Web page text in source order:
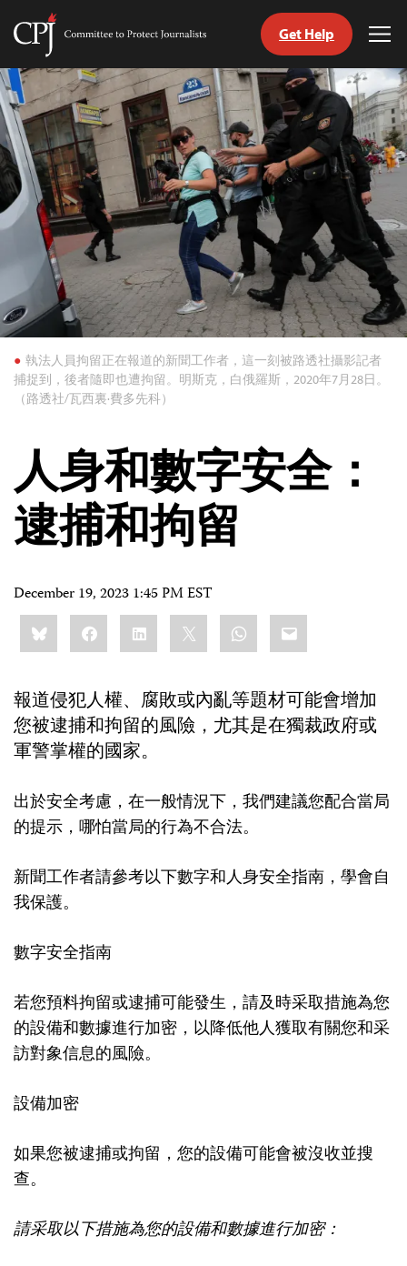
Skip
to
content
Committee
Protect
Journalists
Get Help
執法人員拘留正在報道的新聞工作者，這一刻被路透社攝影記者
捕捉到，後者隨即也遭拘留。明斯克，白俄羅斯，2020年7月28日。
（路透社/瓦西裏·費多先科）
人身和數字安全：
逮捕和拘留
December 19, 2023 1:45 PM EST
Share
this:BlueskyFacebookLinkedIn WhatsApp
Email
報道侵犯人權、腐敗或內亂等題材可能會增加
您被逮捕和拘留的風險，尤其是在獨裁政府或
軍警掌權的國家。
出於安全考慮，在一般情況下，我們建議您配合當局
的提示，哪怕當局的行為不合法。
新聞工作者請參考以下數字和人身安全指南，學會自
我保護。
數字安全指南
若您預料拘留或逮捕可能發生，請及時采取措施為您
的設備和數據進行加密，以降低他人獲取有關您和采
訪對象信息的風險。
設備加密
如果您被逮捕或拘留，您的設備可能會被沒收並搜
查。
請采取以下措施為您的設備和數據進行加密：